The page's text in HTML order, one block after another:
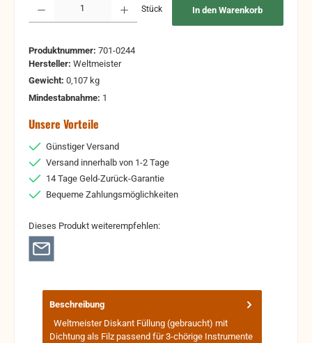
Stück In den Warenkorb
Produktnummer: 701-0244
Hersteller: Weltmeister
Gewicht: 0,107 kg
Mindestabnahme: 1
Unsere Vorteile
Günstiger Versand
Versand innerhalb von 1-2 Tage
14 Tage Geld-Zurück-Garantie
Bequeme Zahlungsmöglichkeiten
Dieses Produkt weiterempfehlen:
Beschreibung
Weltmeister Diskant Füllung (gebraucht) mit
Dichtung als Filz passend für 3-chörige Instrumente